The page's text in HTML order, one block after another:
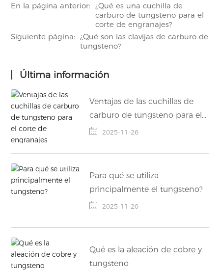
En la página anterior:
¿Qué es una cuchilla de
carburo de tungsteno para el
corte de engranajes?
Siguiente página:
¿Qué son las clavijas de carburo de
tungsteno?
Última información
Ventajas de las cuchillas de
carburo de tungsteno para el
corte de engranajes
2025-11-26
Para qué se utiliza
principalmente el tungsteno?
2025-11-20
Qué es la aleación de cobre y
tungsteno